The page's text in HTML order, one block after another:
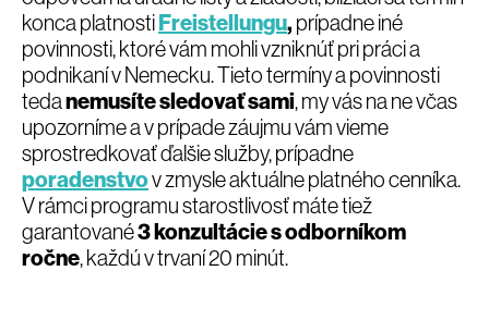
konca platnostiFreistellungu, prípadne iné
povinnosti, ktoré vám mohli vzniknúť pri práci a
podnikaní v Nemecku. Tieto termíny a povinnosti
tedanemusíte sledovať sami, my vás na ne včas
upozorníme a v prípade záujmu vám vieme
sprostredkovať ďalšie služby, prípadne
poradenstvov zmysle aktuálne platného cenníka.
V rámci programu starostlivosť máte tiež
garantované3 konzultácie s odborníkom
ročne, každú v trvaní 20 minút.